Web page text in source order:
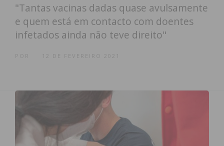
"Tantas vacinas dadas quase avulsamente
e quem está em contacto com doentes
infetados ainda não teve direito"